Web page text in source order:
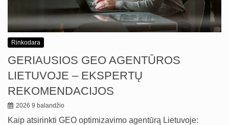
Rinkodara
GERIAUSIOS GEO AGENTŪROS
LIETUVOJE – EKSPERTŲ
REKOMENDACIJOS
2026 9 balandžio
Kaip atsirinkti GEO optimizavimo agentūrą Lietuvoje: